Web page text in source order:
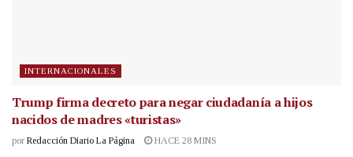
INTERNACIONALES
Trump firma decreto para negar ciudadanía a hijos
nacidos de madres «turistas»
por Redacción Diario La Página HACE 28 MINS